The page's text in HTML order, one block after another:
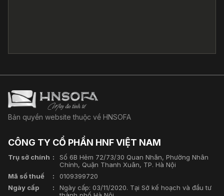
Bản quyền website thuộc về HNSOFA
CÔNG TY CỔ PHẦN HNF VIỆT NAM
Trụ sở chính
Số 6B Hẻm 72/73/30 Quan Nhân, Phường Nhân
Chính, Quận Thanh Xuân, TP. Hà Nội
Mã số thuế
0109399720
Ngày cấp
Ngày cấp: 03/11/2020. Tại Sở kế hoạch và đầu tư